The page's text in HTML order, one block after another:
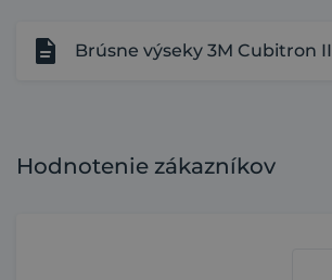
Brúsne výseky 3M Cubitron
Hodnotenie zákazníkov